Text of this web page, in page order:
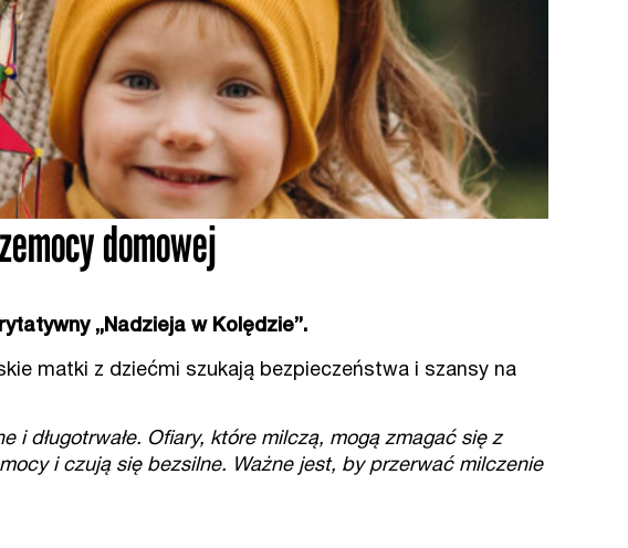
domowej
„Nadzieja w Kolędzie”.
matki z dziećmi szukają bezpieczeństwa i szansy na
długotrwałe. Ofiary, które milczą, mogą zmagać się z
i czują się bezsilne. Ważne jest, by przerwać milczenie